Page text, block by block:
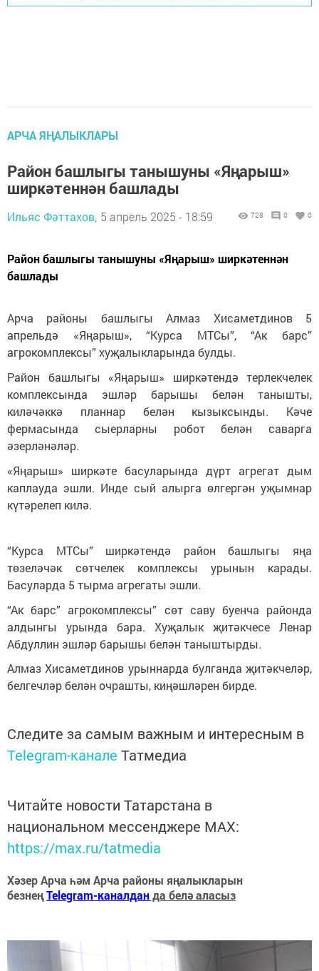
АРЧА ЯҢАЛЫКЛАРЫ
Район башлыгы танышуны «Яңарыш»
ширкәтеннән башлады
Ильяс Фәттахов, 5 апрель 2025 - 18:59 728 0 0
Район башлыгы танышуны «Яңарыш» ширкәтеннән
башлады
Арча районы башлыгы Алмаз Хисаметдинов 5
апрельдә «Яңарыш», “Курса МТСы”, “Ак барс”
агрокомплексы” хуҗалыкларында булды.
Район башлыгы «Яңарыш» ширкәтендә терлекчелек
комплексында эшләр барышы белән танышты,
киләчәккә планнар белән кызыксынды. Кәче
фермасында сыерларны робот белән саварга
әзерләнәләр.
«Яңарыш» ширкәте басуларында дүрт агрегат дым
каплауда эшли. Инде сый алырга өлгергән уҗымнар
күтәрелеп килә.
“Курса МТСы” ширкәтендә район башлыгы яңа
төзеләчәк сөтчелек комплексы урынын карады.
Басуларда 5 тырма агрегаты эшли.
“Ак барс” агрокомплексы” сөт саву буенча районда
алдынгы урында бара. Хуҗалык җитәкчесе Ленар
Абдуллин эшләр барышы белән таныштырды.
Алмаз Хисаметдинов урыннарда булганда җитәкчеләр,
белгечләр белән очрашты, киңәшләрен бирде.
Следите за самым важным и интересным в
Telegram-канале Татмедиа
Читайте новости Татарстана в
национальном мессенджере MАХ:
https://max.ru/tatmedia
Хәзер Арча һәм Арча районы яңалыкларын
безнеңTelegram-каналданда белә аласыз